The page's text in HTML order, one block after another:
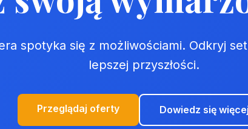
spotyka się z możliwościami. Odkryj
lepszej przyszłości.
Przeglądaj oferty Dowiedz się więcej